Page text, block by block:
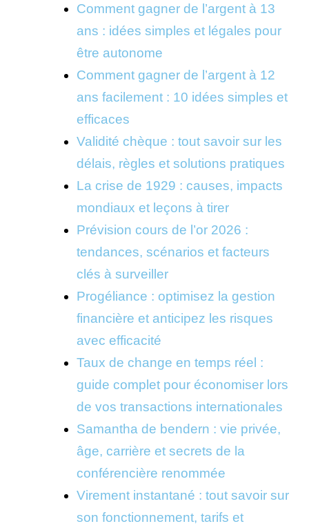
Comment gagner de l’argent à 13
ans : idées simples et légales pour
être autonome
Comment gagner de l’argent à 12
ans facilement : 10 idées simples et
efficaces
Validité chèque : tout savoir sur les
délais, règles et solutions pratiques
La crise de 1929 : causes, impacts
mondiaux et leçons à tirer
Prévision cours de l’or 2026 :
tendances, scénarios et facteurs
clés à surveiller
Progéliance : optimisez la gestion
financière et anticipez les risques
avec efficacité
Taux de change en temps réel :
guide complet pour économiser lors
de vos transactions internationales
Samantha de bendern : vie privée,
âge, carrière et secrets de la
conférencière renommée
Virement instantané : tout savoir sur
son fonctionnement, tarifs et